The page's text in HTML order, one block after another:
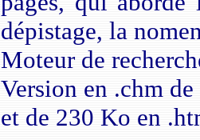
dépistage, la
Moteur de
Version en .chm
et de 230 Ko en